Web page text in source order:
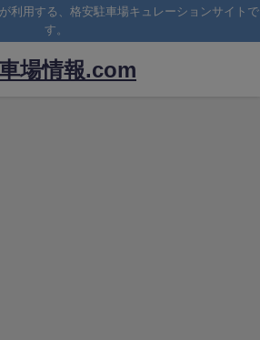
利用する、格安駐車場キュレーションサイトで
す。
場情報.com